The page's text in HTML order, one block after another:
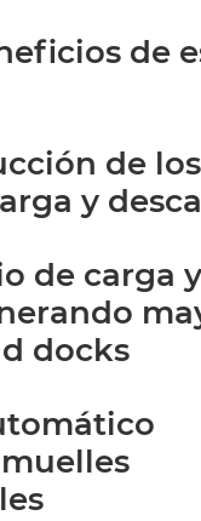
de
de los
y
de carga y
docks